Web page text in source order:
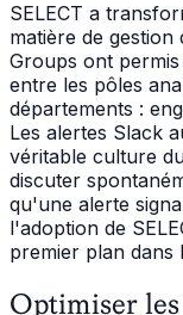
SELECT a
matière de
Groups ont
entre les pôles
départements :
Les alertes Slack
véritable culture
discuter
qu'une alerte
l'adoption de
premier plan dans
Optimiser